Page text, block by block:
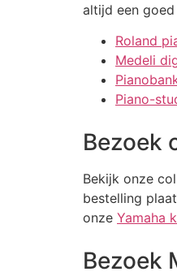
altijd een
Roland
Medeli
Piano-
Bezoek
Bekijk onze
bestelling
onze Yamaha
Bezoek